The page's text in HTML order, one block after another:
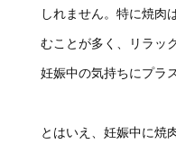
しれません。特に焼肉
むことが多く、リラッ
妊娠中の気持ちにプラ
とはいえ、妊娠中に焼